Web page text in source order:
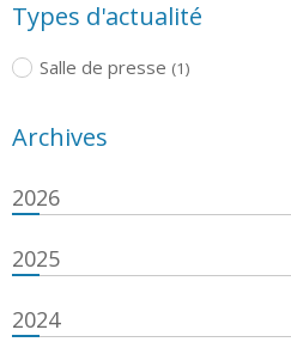
Types d'actualité
Salle de presse (1)
Archives
2026
2025
2024